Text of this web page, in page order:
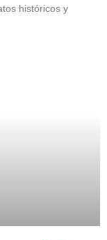
históricos y